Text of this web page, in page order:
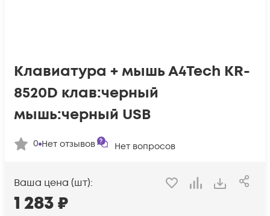
Клавиатура + мышь A4Tech KR-
8520D клав:черный
мышь:черный USB
0 Нет отзывов Нет вопросов
Ваша цена (шт):
1 283₽